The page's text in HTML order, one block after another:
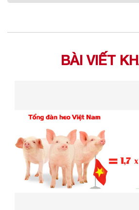
BÀI VIẾT